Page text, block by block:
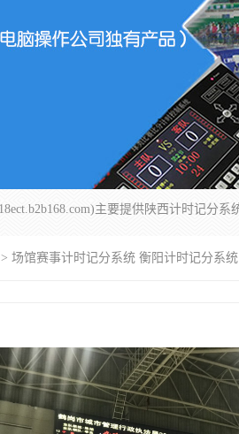
> 场馆赛事计时记分系统 衡阳计时记分系统